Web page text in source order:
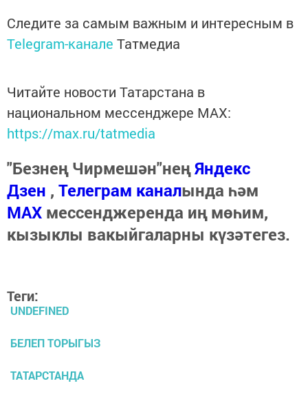
Следите за самым важным и интересным в
Telegram-канале Татмедиа
Читайте новости Татарстана в
национальном мессенджере MАХ:
https://max.ru/tatmedia
"Безнең Чирмешән"неңЯндекс
Дзен , Телеграм каналында һәм
МАХ мессенджеренда иң мөһим,
кызыклы вакыйгаларны күзәтегез.
Теги:
UNDEFINED
БЕЛЕП ТОРЫГЫЗ
ТАТАРСТАНДА